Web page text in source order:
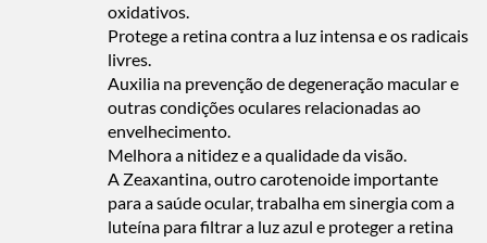
oxidativos.
Protege a retina contra a luz intensa e os radicais
livres.
Auxilia na prevenção de degeneração macular e
outras condições oculares relacionadas ao
envelhecimento.
Melhora a nitidez e a qualidade da visão.
A Zeaxantina, outro carotenoide importante
para a saúde ocular, trabalha em sinergia com a
luteína para filtrar a luz azul e proteger a retina